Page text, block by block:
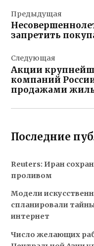
по
записям
Предыдущая
запретить
Следующая
Акции
компаний
продажами
Последние
Reuters: Иран
проливом
Модели
спланировали
интернет
Число желающих